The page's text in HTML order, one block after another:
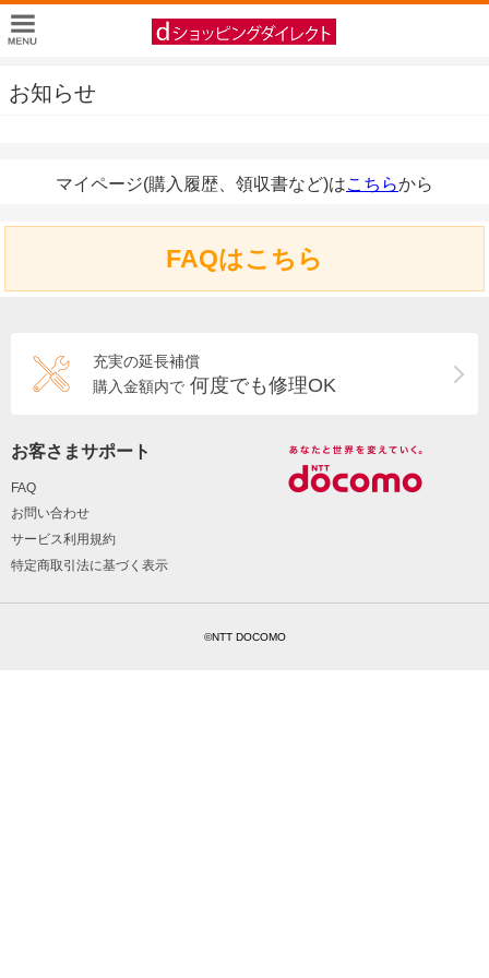
お知らせ
マイページ(購入履歴、領収書など)はこちらから
FAQはこちら
充実の延長補償
購入金額内で 何度でも修理OK
お客さまサポート
FAQ
お問い合わせ
サービス利用規約
特定商取引法に基づく表示
©NTT DOCOMO